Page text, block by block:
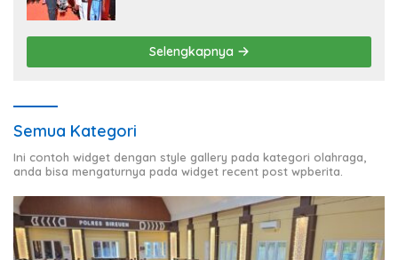
Selengkapnya
Semua Kategori
Ini contoh widget dengan style gallery pada kategori olahraga,
anda bisa mengaturnya pada widget recent post wpberita.